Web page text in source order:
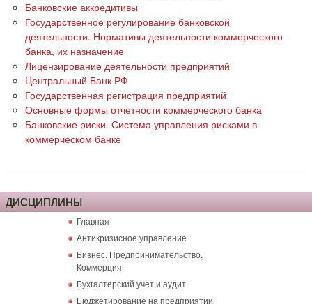
Банковские аккредитивы
Государственное регулирование банковской
деятельности. Нормативы деятельности коммерческого
банка, их назначение
Лицензирование деятельности предприятий
Центральный Банк РФ
Государственная регистрация предприятий
Основные формы отчетности коммерческого банка
Банковские риски. Система управления рисками в
коммерческом банке
ДИСЦИПЛИНЫ
Главная
Антикризисное управление
Бизнес. Предпринимательство.
Коммерция
Бухгалтерский учет и аудит
Бюджетирование на предприятии